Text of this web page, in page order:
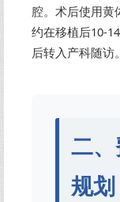
腔。术后使用黄
约在移植后10-
后转入产科随访。
二
规划